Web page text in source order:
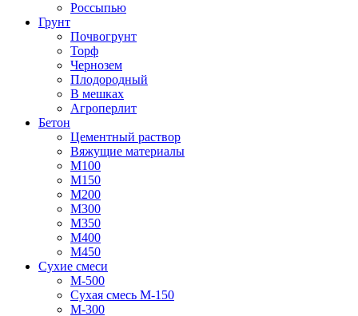
Россыпью
Грунт
Почвогрунт
Торф
Чернозем
Плодородный
В мешках
Агроперлит
Бетон
Цементный раствор
Вяжущие материалы
М100
М150
М200
М300
М350
М400
М450
Сухие смеси
М-500
Сухая смесь М-150
М-300